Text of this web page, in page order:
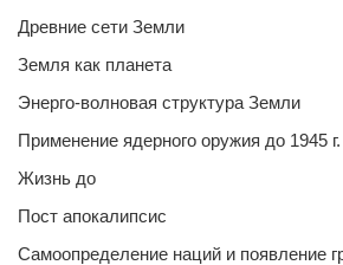
Древние сети Земли
Земля как планета
Энерго-волновая структура Земли
Применение ядерного оружия до 1945 г.
Жизнь до
Пост апокалипсис
Самоопределение наций и появление